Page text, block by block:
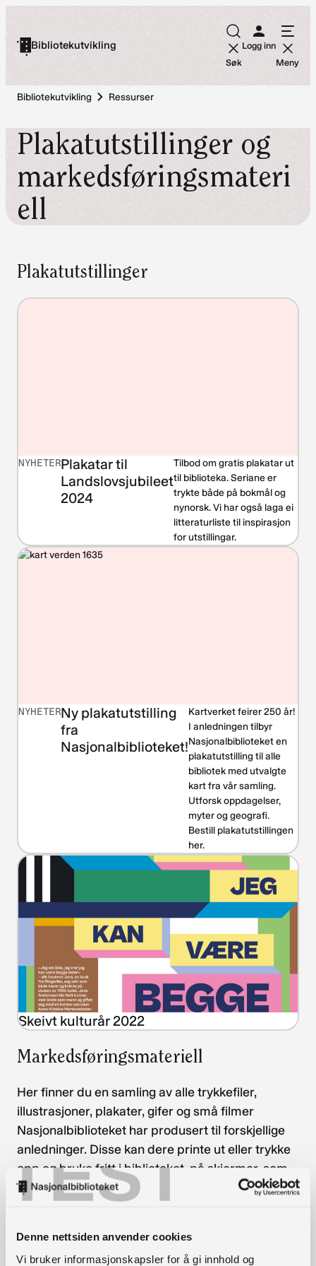
TEST
Denne nettsiden anvender cookies
Vi bruker informasjonskapsler for å gi innhold og
innholdBibliotekutvikling
Søk
Logg inn
Meny
Bibliotekutvikling Ressurser
Plakatutstillinger og
markedsføringsmateri
ell
Plakatutstillinger
NYHETERPlakatar til
Landslovsjubileet
2024
Tilbod om gratis plakatar ut
til biblioteka. Seriane er
trykte både på bokmål og
nynorsk. Vi har også laga ei
litteraturliste til inspirasjon
for utstillingar.
NYHETERNy plakatutstilling
fra
Nasjonalbiblioteket!
Kartverket feirer 250 år!
I anledningen tilbyr
Nasjonalbiblioteket en
plakatutstilling til alle
bibliotek med utvalgte
kart fra vår samling.
Utforsk oppdagelser,
myter og geografi.
Bestill plakatutstillingen
her.
Skeivt kulturår 2022
Markedsføringsmateriell
Her finner du en samling av alle trykkefiler,
illustrasjoner, plakater, gifer og små filmer
Nasjonalbiblioteket har produsert til forskjellige
anledninger. Disse kan dere printe ut eller trykke
opp og bruke fritt i biblioteket, på skjermer, som
egenproduserte plakater, buttons, i sosiale